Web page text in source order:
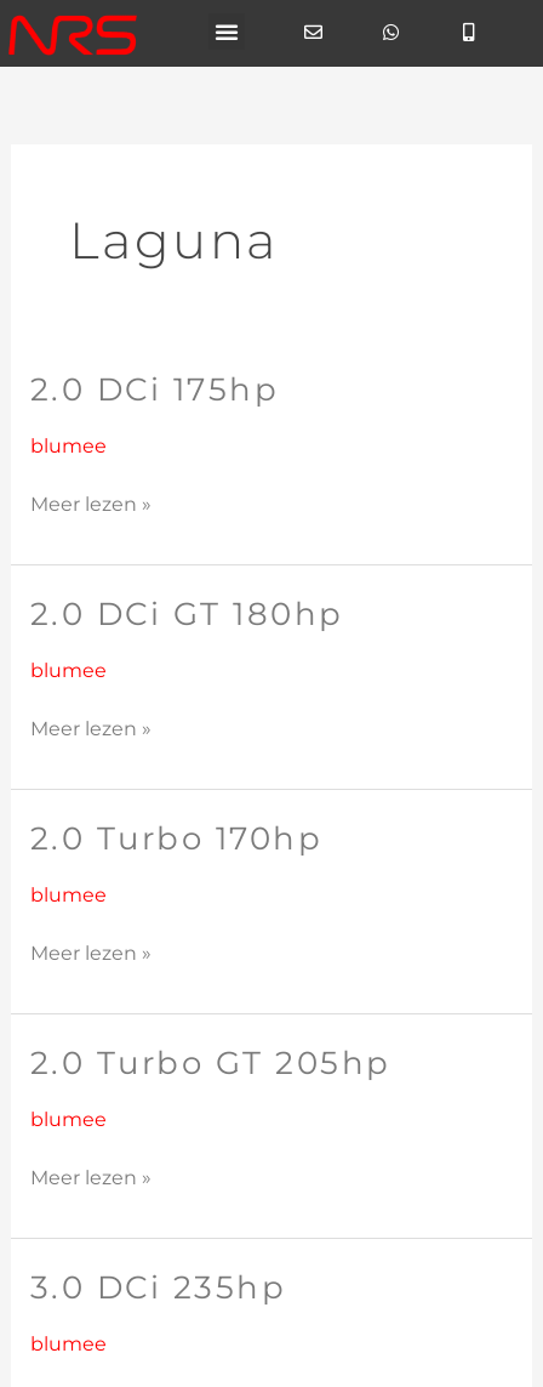
Ga
naar
de
Laguna
2.0 DCi 175hp
blumee
2.0
175hp
Meer lezen »
2.0 DCi GT 180hp
blumee
2.0
GT
Meer lezen »
2.0 Turbo 170hp
blumee
2.0
170hp
Meer lezen »
2.0 Turbo GT 205hp
blumee
2.0
GT
Meer lezen »
3.0 DCi 235hp
blumee
3.0
235hp